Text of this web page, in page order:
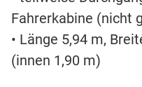
Fahrerkabine (nicht
• Länge 5,94 m,
(innen 1,90 m)